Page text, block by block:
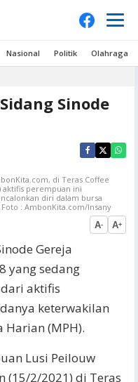
Nasional Politik Olahraga
Sinode
di Teras Coffee
aktifis perempuan ini
diri dalam bursa
: AmbonKita.com/Insany
A- A+
Gereja
yang sedang
aktifis
keterwakilan
(MPH).
Lusi Peilouw
(15/2/2021) di Teras